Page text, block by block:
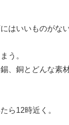
はいいものがない
う。
、銅とどんな素
ら12時近く。